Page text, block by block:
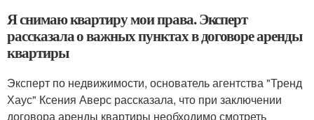
Я снимаю квартиру мои права. Эксперт
рассказала о важных пунктах в договоре аренды
квартиры
Эксперт по недвижимости, основатель агентства "Тренд
Хаус" Ксения Аверс рассказала, что при заключении
договора аренды квартиры необходимо смотреть